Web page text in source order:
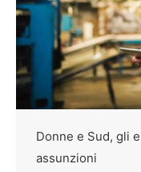
Donne e Sud, gli
assunzioni